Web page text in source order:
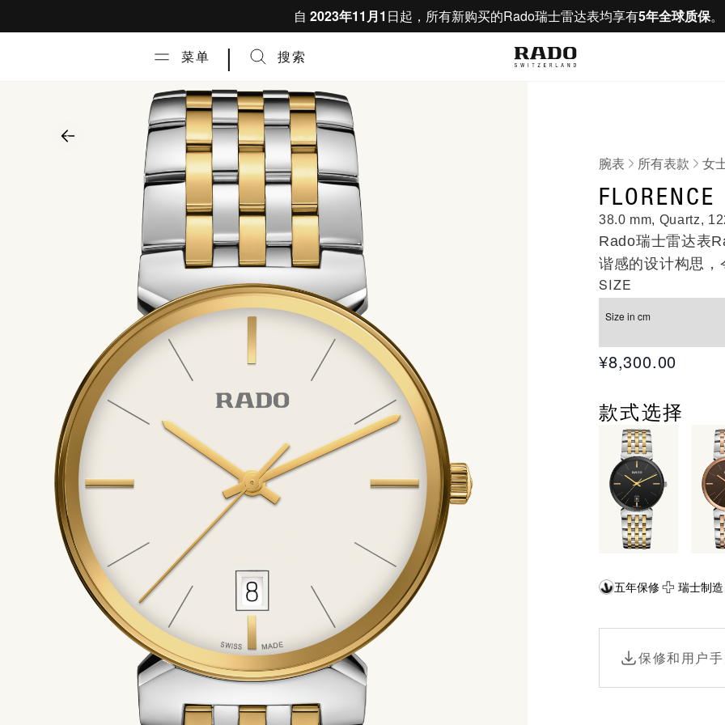
自 2023年11月1 日起，所有新购买的Rado瑞士雷达表均享有5年全球质保
菜单 | 搜索
腕表 所有表款 女
FLORENCE
38.0 mm, Quartz,
Rado瑞士雷达表
谐感的设计构思
钟塔。凭借高品
宝石玻璃表镜和
SIZE
Size in cm
¥8,300.00
款式选择
五年保修 瑞士制造
保修和用户